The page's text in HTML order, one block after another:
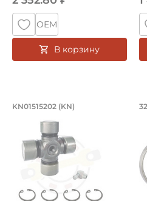
ОЕМ
В корзину
Крестовина
KN01515202 (KN)